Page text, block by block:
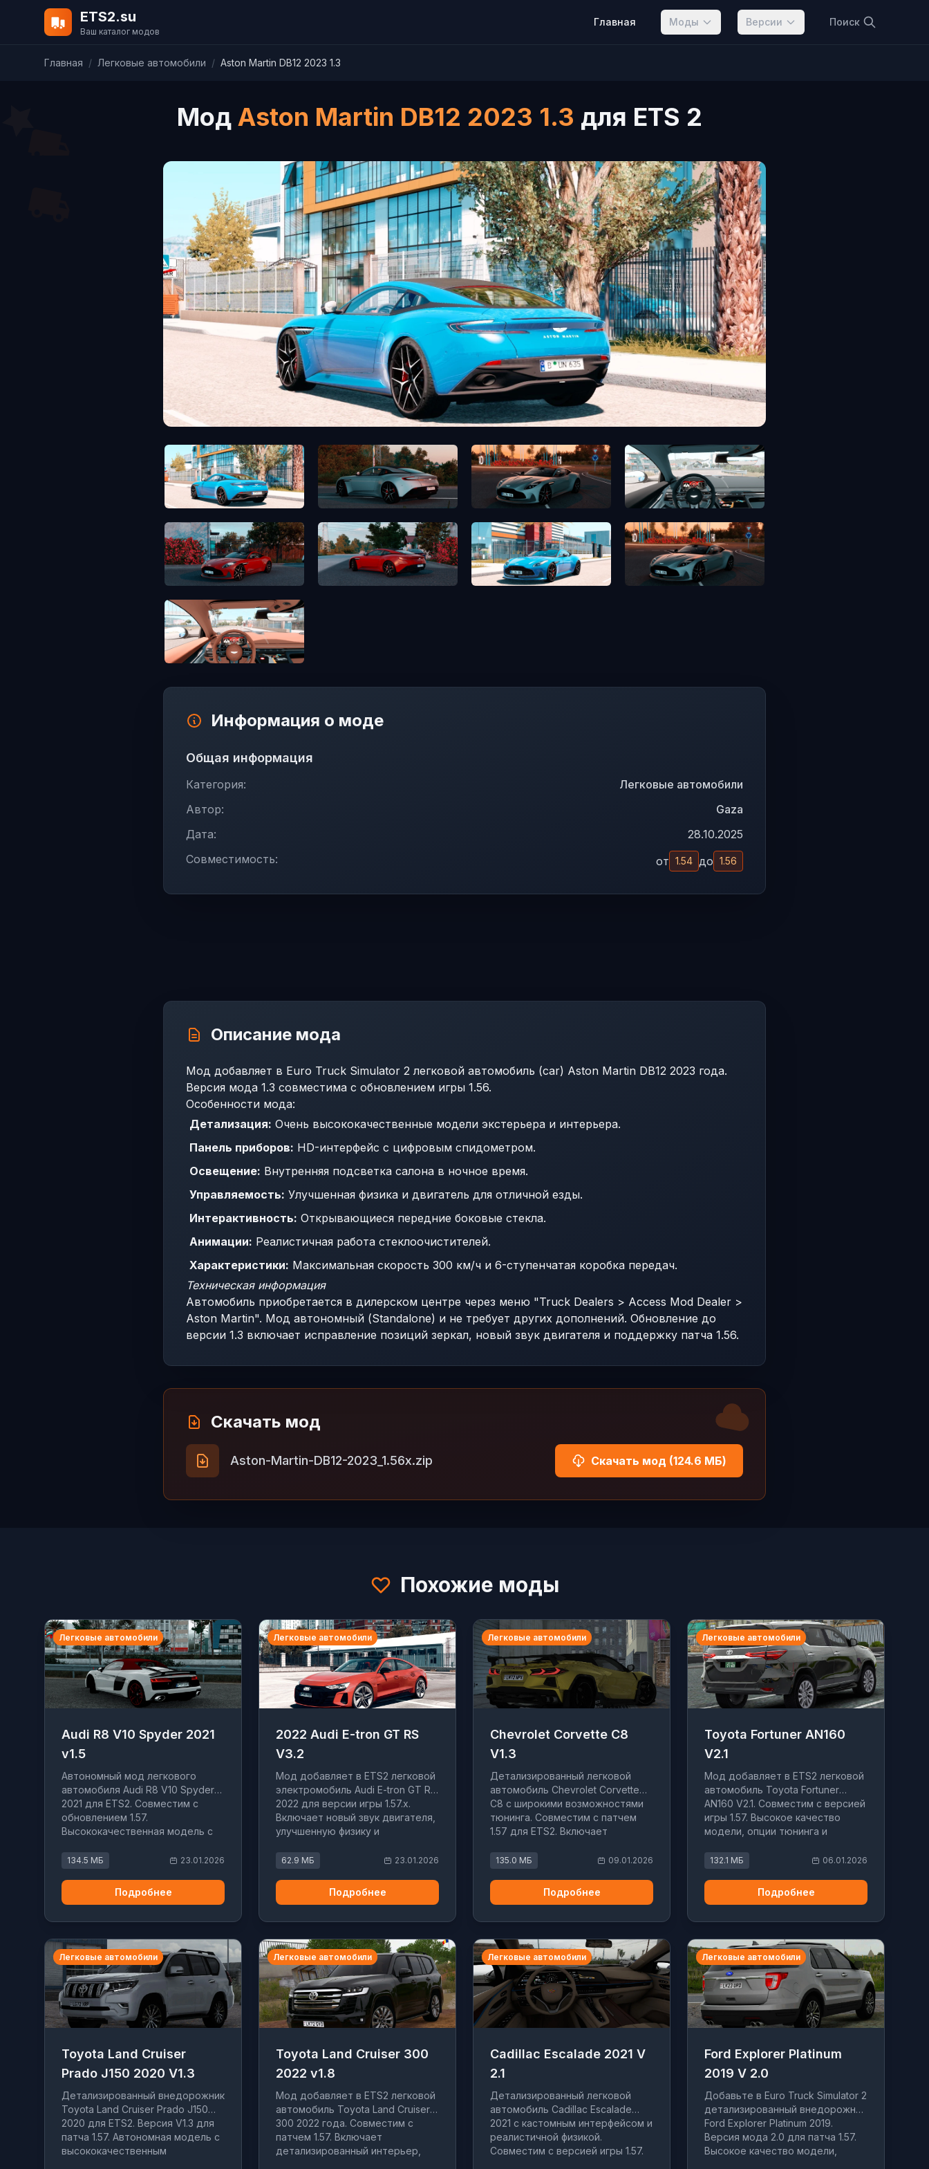
ETS2.su
Ваш каталог модов
Главная Моды Версии Поиск
Главная / Легковые автомобили / Aston Martin DB12 2023 1.3
Мод Aston Martin DB12 2023 1.3 для ETS 2
Информация о моде
Общая информация
Категория:
Легковые автомобили
Автор:
Gaza
Дата:
28.10.2025
Совместимость:
от 1.54 до 1.56
Описание мода
Мод добавляет в Euro Truck Simulator 2 легковой автомобиль (car) Aston Martin DB12 2023 года.
Версия мода 1.3 совместима с обновлением игры 1.56.
Особенности мода:
Детализация: Очень высококачественные модели экстерьера и интерьера.
Панель приборов: HD-интерфейс с цифровым спидометром.
Освещение: Внутренняя подсветка салона в ночное время.
Управляемость: Улучшенная физика и двигатель для отличной езды.
Интерактивность: Открывающиеся передние боковые стекла.
Анимации: Реалистичная работа стеклоочистителей.
Характеристики: Максимальная скорость 300 км/ч и 6-ступенчатая коробка передач.
Техническая информация
Автомобиль приобретается в дилерском центре через меню "Truck Dealers > Access Mod Dealer >
Aston Martin". Мод автономный (Standalone) и не требует других дополнений. Обновление до
версии 1.3 включает исправление позиций зеркал, новый звук двигателя и поддержку патча 1.56.
Скачать мод
Aston-Martin-DB12-2023_1.56x.zip Скачать мод (124.6 МБ)
Похожие моды
Легковые автомобили
Audi R8 V10 Spyder 2021
v1.5
Автономный мод легкового
автомобиля Audi R8 V10 Spyder
2021 для ETS2. Совместим с
обновлением 1.57.
Высококачественная модель с
настраиваемыми дисками и
улучшенной физикой.
134.5 МБ 23.01.2026
Подробнее
Легковые автомобили
2022 Audi E-tron GT RS
V3.2
Мод добавляет в ETS2 легковой
электромобиль Audi E-tron GT RS
2022 для версии игры 1.57.x.
Включает новый звук двигателя,
улучшенную физику и
62.9 МБ 23.01.2026
Подробнее
Легковые автомобили
Chevrolet Corvette C8
V1.3
Детализированный легковой
автомобиль Chevrolet Corvette
C8 с широкими возможностями
тюнинга. Совместим с патчем
1.57 для ETS2. Включает
и реалистичную физику
вождения.
135.0 МБ 09.01.2026
Подробнее
Легковые автомобили
Toyota Fortuner AN160
V2.1
Мод добавляет в ETS2 легковой
автомобиль Toyota Fortuner
AN160 V2.1. Совместим с версией
игры 1.57. Высокое качество
модели, опции тюнинга и
132.1 МБ 06.01.2026
Подробнее
Легковые автомобили
Toyota Land Cruiser
Prado J150 2020 V1.3
Детализированный внедорожник
Toyota Land Cruiser Prado J150
2020 для ETS2. Версия V1.3 для
патча 1.57. Автономная модель с
высококачественным
Легковые автомобили
Toyota Land Cruiser 300
2022 v1.8
Мод добавляет в ETS2 легковой
автомобиль Toyota Land Cruiser
300 2022 года. Совместим с
патчем 1.57. Включает
детализированный интерьер,
Легковые автомобили
Cadillac Escalade 2021 V
2.1
Детализированный легковой
автомобиль Cadillac Escalade
2021 с кастомным интерфейсом и
реалистичной физикой.
Совместим с версией игры 1.57.
Легковые автомобили
Ford Explorer Platinum
2019 V 2.0
Добавьте в Euro Truck Simulator 2
детализированный внедорожник
Ford Explorer Platinum 2019.
Версия мода 2.0 для патча 1.57.
Высокое качество модели,